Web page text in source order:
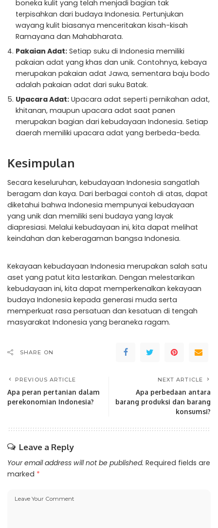
boneka kulit yang telah menjadi bagian tak
terpisahkan dari budaya Indonesia. Pertunjukan
wayang kulit biasanya menceritakan kisah-kisah
Ramayana dan Mahabharata.
Pakaian Adat: Setiap suku di Indonesia memiliki
pakaian adat yang khas dan unik. Contohnya, kebaya
merupakan pakaian adat Jawa, sementara baju bodo
adalah pakaian adat dari suku Batak.
Upacara Adat: Upacara adat seperti pernikahan adat,
khitanan, maupun upacara adat saat panen
merupakan bagian dari kebudayaan Indonesia. Setiap
daerah memiliki upacara adat yang berbeda-beda.
Kesimpulan
Secara keseluruhan, kebudayaan Indonesia sangatlah
beragam dan kaya. Dari berbagai contoh di atas, dapat
diketahui bahwa Indonesia mempunyai kebudayaan
yang unik dan memiliki seni budaya yang layak
diapresiasi. Melalui kebudayaan ini, kita dapat melihat
keindahan dan keberagaman bangsa Indonesia.
Kekayaan kebudayaan Indonesia merupakan salah satu
aset yang patut kita lestarikan. Dengan melestarikan
kebudayaan ini, kita dapat memperkenalkan kekayaan
budaya Indonesia kepada generasi muda serta
memperkuat rasa persatuan dan kesatuan di tengah
masyarakat Indonesia yang beraneka ragam.
SHARE ON
PREVIOUS ARTICLE
Apa peran pertanian dalam
perekonomian Indonesia?
NEXT ARTICLE
Apa perbedaan antara
barang produksi dan barang
konsumsi?
Leave a Reply
Your email address will not be published. Required fields are
marked *